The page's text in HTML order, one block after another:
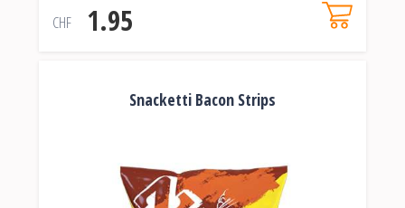
CHF 1.95
Snacketti Bacon Strips